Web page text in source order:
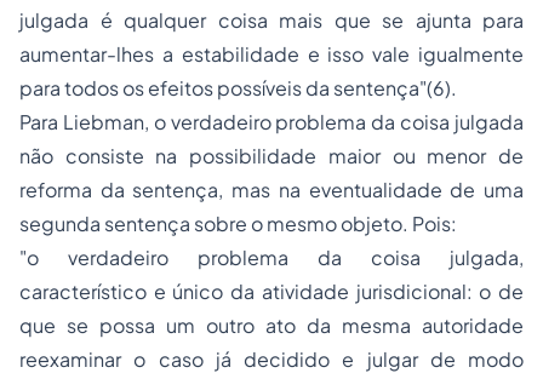
julgada é qualquer coisa mais que se ajunta para
aumentar-lhes a estabilidade e isso vale igualmente
para todos os efeitos possíveis da sentença"(6).
Para Liebman, o verdadeiro problema da coisa julgada
não consiste na possibilidade maior ou menor de
reforma da sentença, mas na eventualidade de uma
segunda sentença sobre o mesmo objeto. Pois:
"o verdadeiro problema da coisa julgada,
característico e único da atividade jurisdicional: o de
que se possa um outro ato da mesma autoridade
reexaminar o caso já decidido e julgar de modo